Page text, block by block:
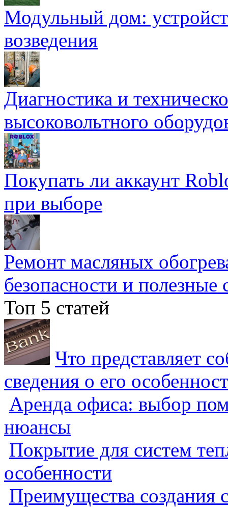
Модульный дом:
возведения
Диагностика и
высоковольтного
Покупать ли аккаунт
при выборе
Ремонт масляных
безопасности и полезные
Топ 5 статей
Что представляет
сведения о его
Аренда офиса: выбор
нюансы
Покрытие для систем
особенности
Преимущества создания